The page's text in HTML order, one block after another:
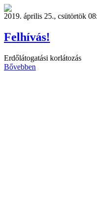
2019. április 25., csütörtök
Felhívás!
Erdőlátogatási korlátozás
Bővebben